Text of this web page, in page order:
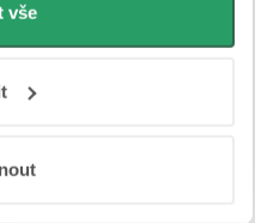
Google zpracovává
vše